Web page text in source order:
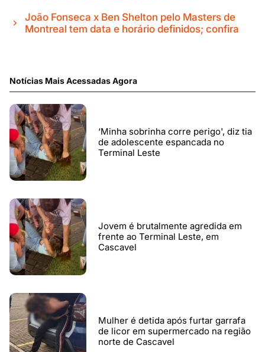
João Fonseca x Ben Shelton pelo Masters de
Montreal tem data e horário definidos; confira
Notícias Mais Acessadas Agora
‘Minha sobrinha corre perigo', diz tia
de adolescente espancada no
Terminal Leste
Jovem é brutalmente agredida em
frente ao Terminal Leste, em
Cascavel
Mulher é detida após furtar garrafa
de licor em supermercado na região
norte de Cascavel